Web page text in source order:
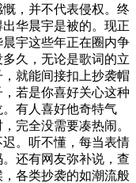
，并不代表侵权。终
华晨宇是被的。现正
宇这些年正在圈内争
久，无论是歌词的立
就能间接扣上抄袭帽
若是你喜好关心这种
有人喜好他奇特气
完全没需要凑热闹。
。听不懂，每当表情
还有网友弥补说，查
各类抄袭的如潮流般